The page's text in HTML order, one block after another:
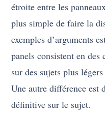
étroite entre les
plus simple de faire la
exemples d’arguments
panels consistent en des
sur des sujets plus
Une autre différence est
définitive sur le sujet.